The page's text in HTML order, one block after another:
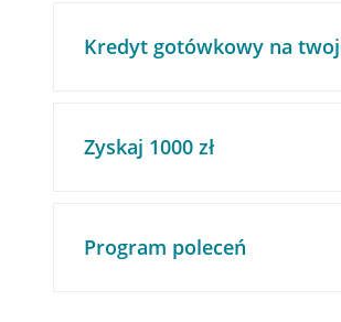
Kredyt gotówkowy na
Zyskaj 1000 zł
Program poleceń